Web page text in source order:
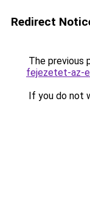
Redirect
The previous
fejezetet-az-
If you do not